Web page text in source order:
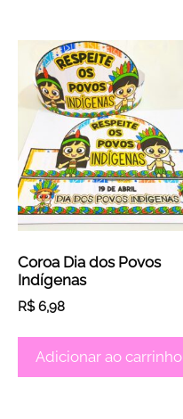
Coroa Dia dos Povos
Indígenas
R$6,98
Adicionar ao carrinho